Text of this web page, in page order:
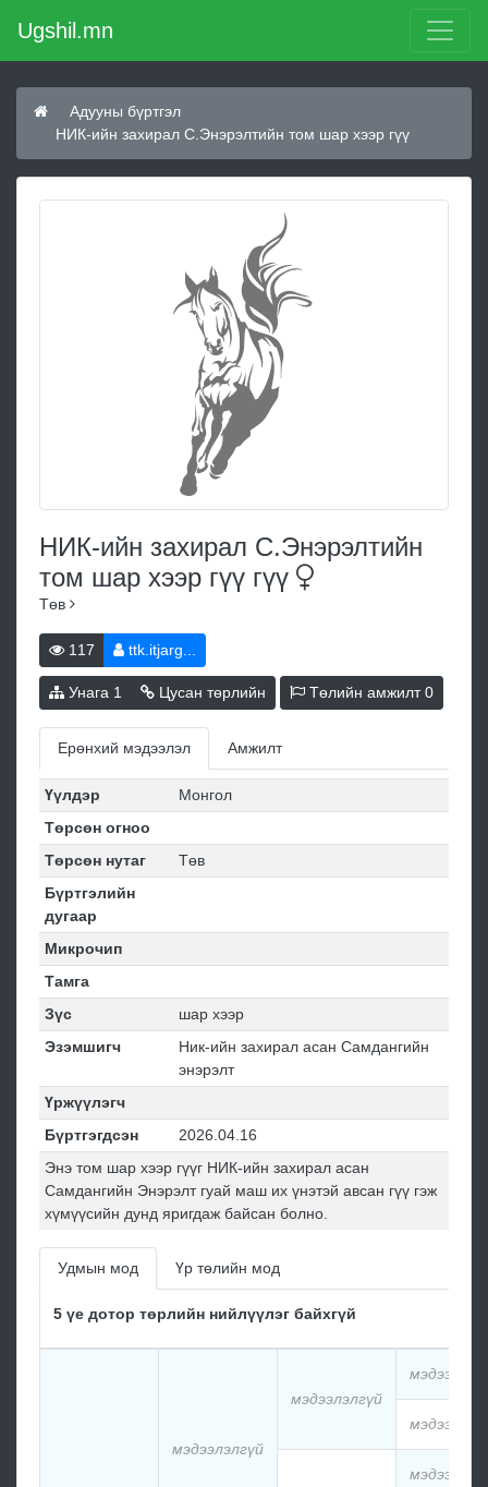
Ugshil.mn
Адууны бүртгэл
НИК-ийн захирал С.Энэрэлтийн том шар хээр гүү
НИК-ийн захирал С.Энэрэлтийн
том шар хээр гүү гүү
Төв
117 ttk.itjarg...
Унага 1 Цусан төрлийн Төлийн амжилт0
Ерөнхий мэдээлэл Амжилт
Үүлдэр
Монгол
Төрсөн огноо
Төрсөн нутаг
Төв
Бүртгэлийн
дугаар
Микрочип
Тамга
Зүс
шар хээр
Эзэмшигч
Ник-ийн захирал асан Самдангийн
энэрэлт
Үржүүлэгч
Бүртгэгдсэн
2026.04.16
Энэ том шар хээр гүүг НИК-ийн захирал асан
Самдангийн Энэрэлт гуай маш их үнэтэй авсан гүү гэж
хүмүүсийн дунд яригдаж байсан болно.
Удмын мод Үр төлийн мод
5 үе дотор төрлийн нийлүүлэг байхгүй
мэдээлэлгүй
мэдээлэлгүй